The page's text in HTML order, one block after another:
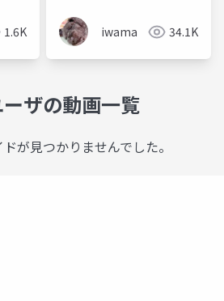
1.6K iwama 34.1K
ザの動画一覧
が見つかりませんでした。